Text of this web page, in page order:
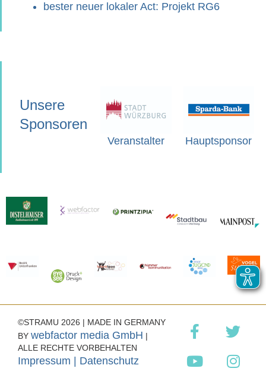
bester neuer lokaler Act: Projekt RG6
Unsere
Sponsoren
Veranstalter Hauptsponsor
©STRAMU 2026 | MADE IN GERMANY
BY webfactor media GmbH |
ALLE RECHTE VORBEHALTEN
Impressum | Datenschutz